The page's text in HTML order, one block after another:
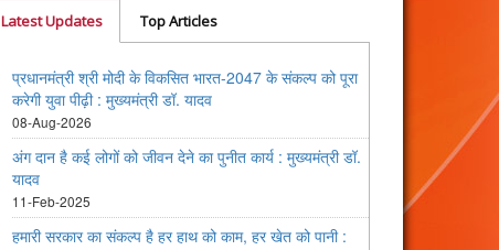
Latest Updates Top Articles